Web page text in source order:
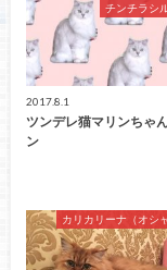
チンチラシ
2017.8.1
ツンデレ猫マリンちゃ
ン
カリカリーナ（オシ